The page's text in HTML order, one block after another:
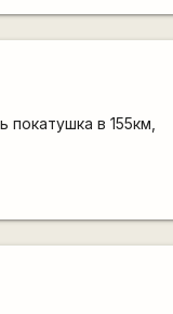
в 155км,